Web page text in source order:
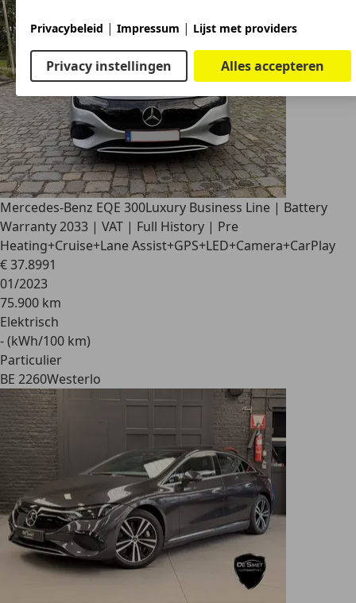
Mercedes-Benz EQE 300Luxury Business Line | Battery
Warranty 2033 | VAT | Full History | Pre
Heating+Cruise+Lane Assist+GPS+LED+Camera+CarPlay
€ 37.8991
01/2023
75.900 km
Elektrisch
- (kWh/100 km)
Particulier
BE 2260Westerlo
Privacybeleid | Impressum | Lijst met providers
Privacy instellingen Alles accepteren